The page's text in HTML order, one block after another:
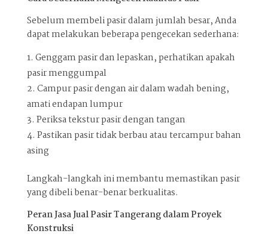
Sebelum membeli pasir dalam jumlah besar, Anda
dapat melakukan beberapa pengecekan sederhana:
Genggam pasir dan lepaskan, perhatikan apakah
pasir menggumpal
Campur pasir dengan air dalam wadah bening,
amati endapan lumpur
Periksa tekstur pasir dengan tangan
Pastikan pasir tidak berbau atau tercampur bahan
asing
Langkah-langkah ini membantu memastikan pasir
yang dibeli benar-benar berkualitas.
Peran Jasa Jual Pasir Tangerang dalam Proyek
Konstruksi